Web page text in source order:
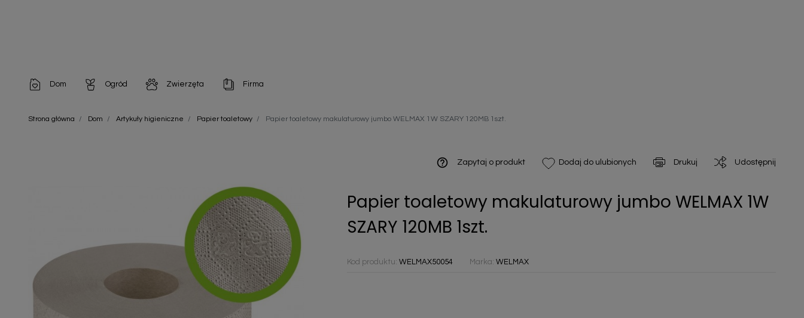
Dom
Artykuły dekoracyjne
Ogród
Chemia do architektury ogrodowej
Pozostałe
Zwierzęta
Szampony i odżywki
Zobacz wszystkie
Firma
Artykuły Higieniczne
Zobacz wszystkie
Strona główna Dom Artykuły higieniczne Papier toaletowy Papier toaletowy makulaturowy jumbo WELMAX 1W SZARY 120MB 1szt.
help_outline Zapytaj o produkt Dodaj do ulubionych Drukuj Udostępnij
Papier toaletowy makulaturowy jumbo WELMAX 1W
SZARY 120MB 1szt.
Kod produktu:WELMAX50054 Marka:WELMAX